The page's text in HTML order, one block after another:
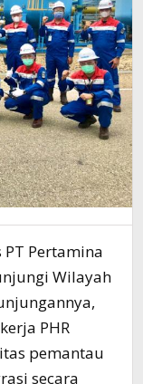
PT Pertamina
Wilayah
PHR
pemantau
secara